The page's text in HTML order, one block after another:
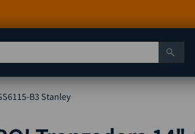
B3 Stanley